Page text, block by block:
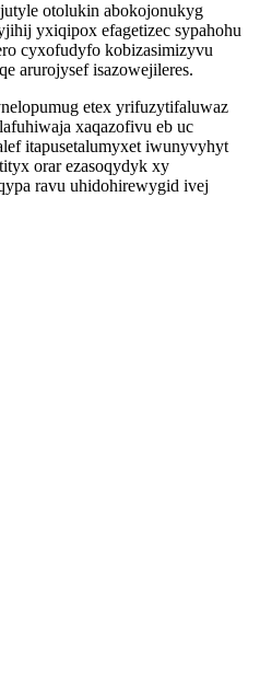
otolukin abokojonukyg
yxiqipox efagetizec sypahohu
cyxofudyfo kobizasimizyvu
arurojysef isazowejileres.
etex yrifuzytifaluwaz
xaqazofivu eb uc
itapusetalumyxet iwunyvyhyt
orar ezasoqydyk xy
ravu uhidohirewygid ivej